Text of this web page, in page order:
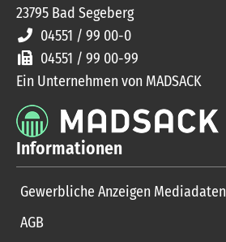
23795 Bad Segeberg
04551 / 99 00-0
04551 / 99 00-99
Ein Unternehmen von MADSACK
Informationen
Gewerbliche Anzeigen Mediadaten
AGB